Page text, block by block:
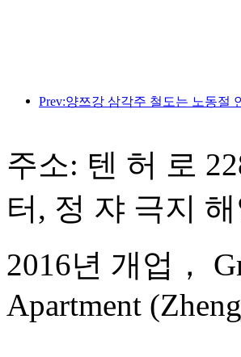
주소: 텐 허 로
터, 정 쟈 극지
2016년 개업，
Apartment